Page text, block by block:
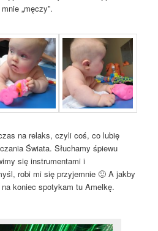
„męczy”.
na relaks, czyli coś, co lubię
Świata. Słuchamy śpiewu
się instrumentami i
robi mi się przyjemnie 🙂 A jakby
koniec spotykam tu Amelkę.